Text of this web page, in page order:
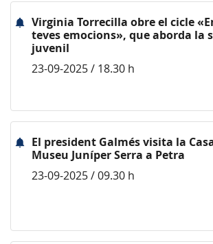
Virginia Torrecilla obre el cicle
teves emocions», que aborda la
juvenil
23-09-2025 / 18.30 h
El president Galmés visita la
Museu Juníper Serra a Petra
23-09-2025 / 09.30 h